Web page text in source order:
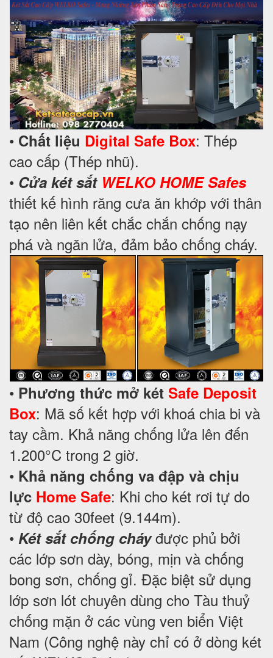
• Chất liệu Digital Safe Box: Thép
cao cấp (Thép nhũ).
• Cửa két sắt WELKO HOME Safes
thiết kế hình răng cưa ăn khớp với thân
tạo nên liên kết chắc chắn chống nạy
phá và ngăn lửa, đảm bảo chống cháy.
• Phương thức mở két Safe Deposit
Box: Mã số kết hợp với khoá chia bi và
tay cầm. Khả năng chống lửa lên đến
1.200°C trong 2 giờ.
• Khả năng chống va đập và chịu
lực Home Safe: Khi cho két rơi tự do
từ độ cao 30feet (9.144m).
• Két sắt chống cháyđược phủ bởi
các lớp sơn dày, bóng, mịn và chống
bong sơn, chống gỉ. Đặc biệt sử dụng
lớp sơn lót chuyên dùng cho Tàu thuỷ
chống mặn ở các vùng ven biển Việt
Nam (Công nghệ này chỉ có ở dòng két